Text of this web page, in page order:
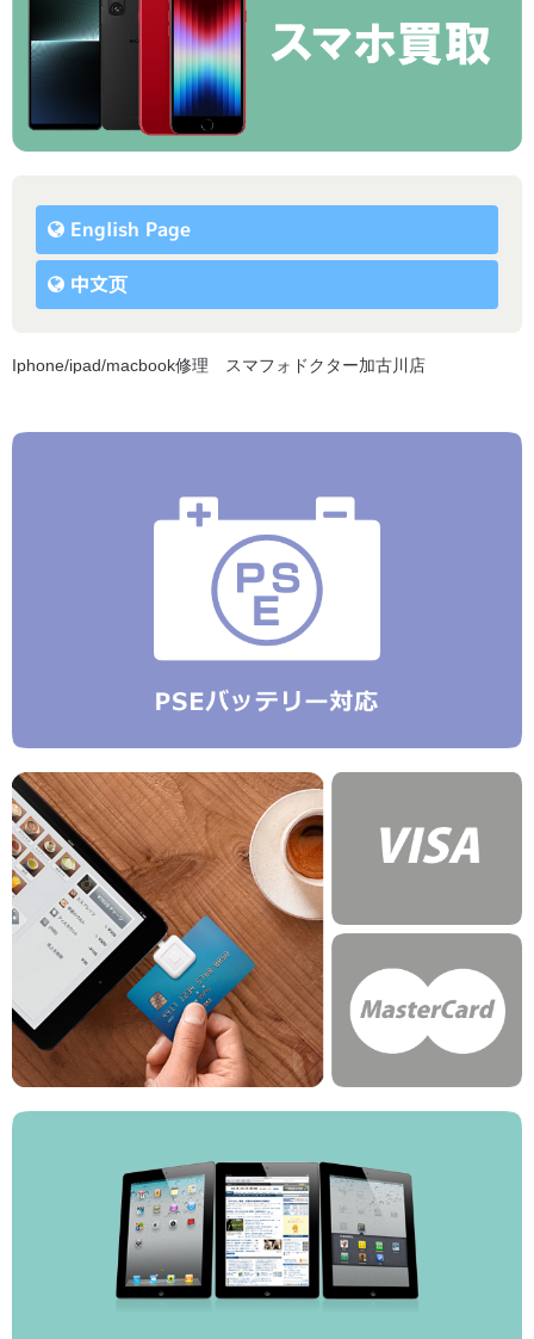
English Page
中文页
Iphone/ipad/macbook修理 スマフォドクター加古川店